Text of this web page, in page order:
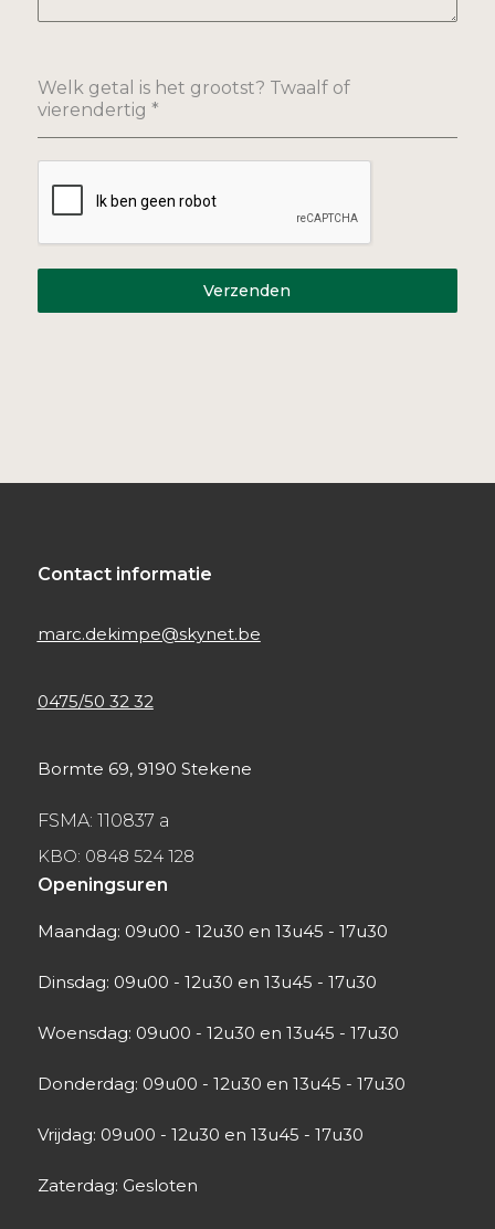
Welk getal is het grootst? Twaalf of
vierendertig *
Verzenden
Contact informatie
marc.dekimpe@skynet.be
0475/50 32 32
Bormte 69, 9190 Stekene
FSMA: 110837 a
KBO: 0848 524 128
Openingsuren
Maandag: 09u00 - 12u30 en 13u45 - 17u30
Dinsdag: 09u00 - 12u30 en 13u45 - 17u30
Woensdag: 09u00 - 12u30 en 13u45 - 17u30
Donderdag: 09u00 - 12u30 en 13u45 - 17u30
Vrijdag: 09u00 - 12u30 en 13u45 - 17u30
Zaterdag: Gesloten